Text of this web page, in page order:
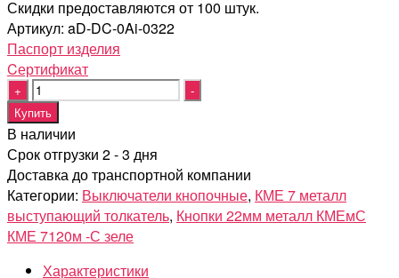
Скидки предоставляются от 100 штук.
Артикул: aD-DC-0Ai-0322
Паспорт изделия
Cертификат
Quantity
Купить
В наличии
Срок отгрузки 2 - 3 дня
Доставка до транспортной компании
Категории: Выключатели кнопочные, КМЕ 7 металл
выступающий толкатель, Кнопки 22мм металл КМЕмС
КМЕ 7120м -С зеле
Характеристики